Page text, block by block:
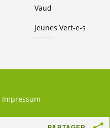
Vaud
Jeunes Vert-e-s
Impressum